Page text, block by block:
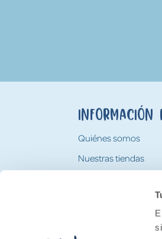
Información
Quiénes somos
Nuestras tiendas
Tarjeta Regalo Dideco